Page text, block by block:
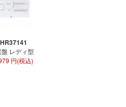
レディ型
円(税込)